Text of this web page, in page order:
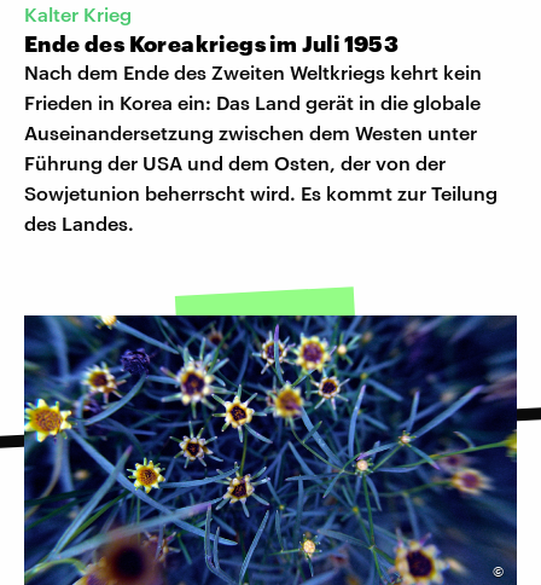
Kalter Krieg
Ende des Koreakriegs im Juli 1953
Nach dem Ende des Zweiten Weltkriegs kehrt kein
Frieden in Korea ein: Das Land gerät in die globale
Auseinandersetzung zwischen dem Westen unter
Führung der USA und dem Osten, der von der
Sowjetunion beherrscht wird. Es kommt zur Teilung
des Landes.
©